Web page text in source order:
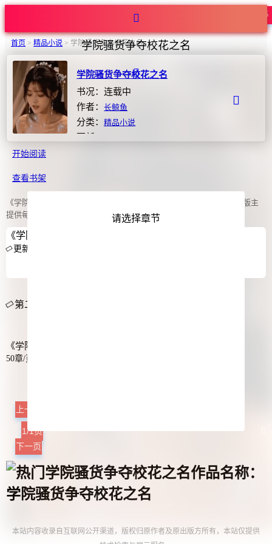
学院骚货争夺校花之名
首页 > 精品小说 > 学院骚货争夺校花之名
学院骚货争夺校花之名
书况：连载中
作者： 长鲸鱼
分类： 精品小说
热度336
开始阅读
查看书架
《学院骚货争夺校花之名》章节目录清晰，长鲸鱼火热连载中，第二版主
提供每日更新提醒。
《学院骚货争夺校花之名》最新12章节
更新中
第二版主正在更新学院骚货争夺校花之名最新章节...
《学院骚货争夺校花之名》章节列表
50章/页
上一页
1/1页
下一页
作品名称：
学院骚货争夺校花之名
请选择章节
本站内容收录自互联网公开渠道，版权归原作者及原出版方所有，本站仅提供